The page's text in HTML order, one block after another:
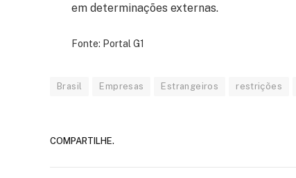
em determinações externas.
Fonte: Portal G1
Brasil Empresas Estrangeiros restrições
COMPARTILHE.